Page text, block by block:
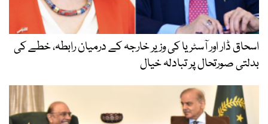
اسحاق ڈار اور آسٹریا کی وزیر خارجہ کے درمیان رابطہ، خطے کی
بدلتی صورتحال پر تبادلہ خیال